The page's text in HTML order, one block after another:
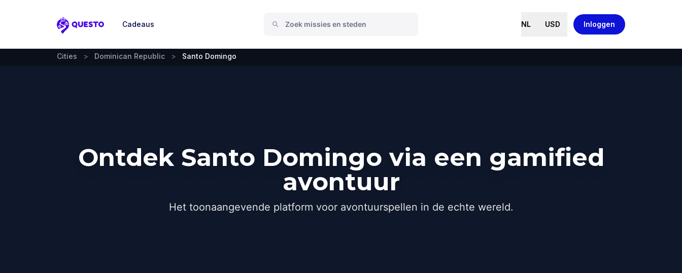
Questo
Cadeaus NL USD Inloggen
Cities > Dominican Republic > Santo Domingo
Ontdek Santo Domingo via een gamified
avontuur
Het toonaangevende platform voor avontuurspellen in de echte wereld.